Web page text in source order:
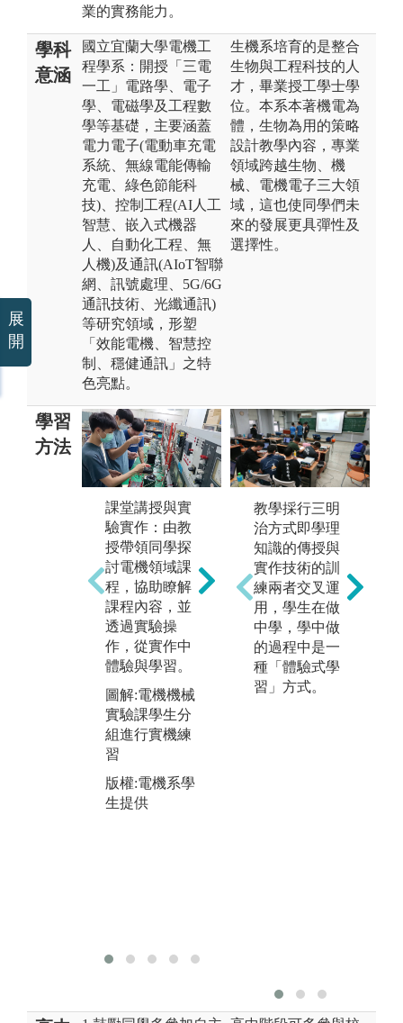
業的實務能力。
學科
意涵
國立宜蘭大學電機工
程學系：開授「三電
一工」電路學、電子
學、電磁學及工程數
學等基礎，主要涵蓋
電力電子(電動車充電
系統、無線電能傳輸
充電、綠色節能科
技)、控制工程(AI人工
智慧、嵌入式機器
人、自動化工程、無
人機)及通訊(AIoT智聯
網、訊號處理、5G/6G
通訊技術、光纖通訊)
等研究領域，形塑
「效能電機、智慧控
制、穩健通訊」之特
色亮點。
生機系培育的是整合
生物與工程科技的人
才，畢業授工學士學
位。本系本著機電為
體，生物為用的策略
設計教學內容，專業
領域跨越生物、機
械、電機電子三大領
域，這也使同學們未
來的發展更具彈性及
選擇性。
學習
方法
課堂講授與實
驗實作：由教
授帶領同學探
討電機領域課
程，協助瞭解
課程內容，並
透過實驗操
作，從實作中
體驗與學習。
圖解:電機機械
實驗課學生分
組進行實機練
習
版權:電機系學
生提供
以賽養訓：鼓
勵同學參加國
內外各項競
賽，培養學生
發現、分析、
解決問題以及
團隊合作的能
力。
教學採行三明
治方式即學理
知識的傳授與
實作技術的訓
練兩者交叉運
用，學生在做
中學，學中做
的過程中是一
種「體驗式學
習」方式。
展
開